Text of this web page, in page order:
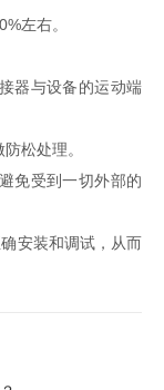
左右。
器与设备的运动端
松处理。
免受到一切外部的
安装和调试，从而